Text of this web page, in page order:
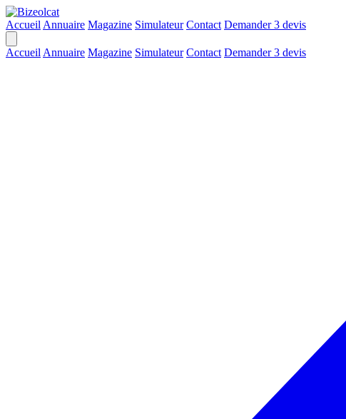
Accueil Annuaire Magazine Simulateur Contact Demander 3 devis
Accueil Annuaire Magazine Simulateur Contact Demander 3 devis